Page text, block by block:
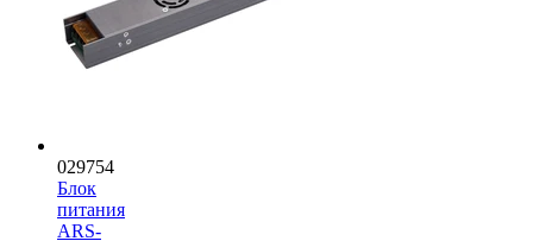
029754
Блок
питания
ARS-